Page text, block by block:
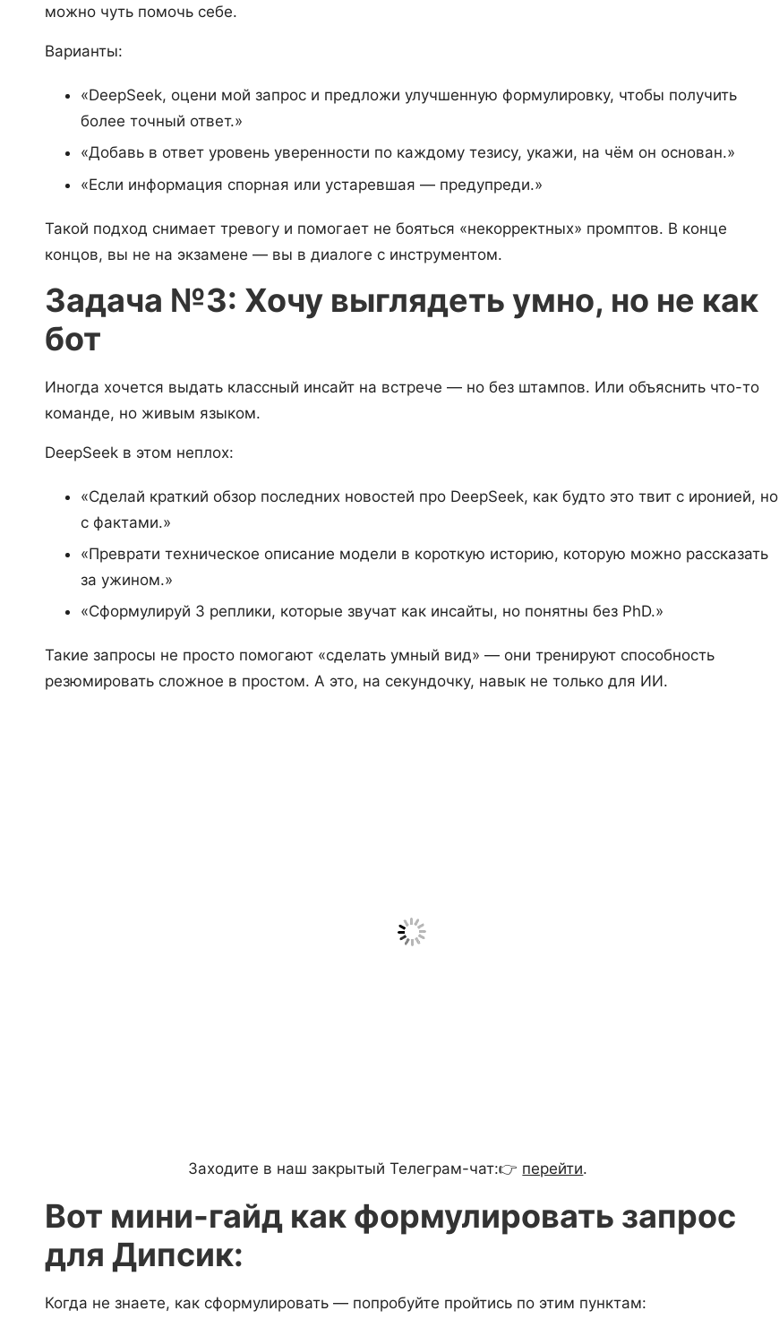
можно чуть помочь себе.
Варианты:
«DeepSeek, оцени мой запрос и предложи улучшенную формулировку, чтобы получить
более точный ответ.»
«Добавь в ответ уровень уверенности по каждому тезису, укажи, на чём он основан.»
«Если информация спорная или устаревшая — предупреди.»
Такой подход снимает тревогу и помогает не бояться «некорректных» промптов. В конце
концов, вы не на экзамене — вы в диалоге с инструментом.
Задача №3: Хочу выглядеть умно, но не как
бот
Иногда хочется выдать классный инсайт на встрече — но без штампов. Или объяснить что-то
команде, но живым языком.
DeepSeek в этом неплох:
«Сделай краткий обзор последних новостей про DeepSeek, как будто это твит с иронией, но
с фактами.»
«Преврати техническое описание модели в короткую историю, которую можно рассказать
за ужином.»
«Сформулируй 3 реплики, которые звучат как инсайты, но понятны без PhD.»
Такие запросы не просто помогают «сделать умный вид» — они тренируют способность
резюмировать сложное в простом. А это, на секундочку, навык не только для ИИ.
Заходите в наш закрытый Телеграм-чат:👉 перейти.
Вот мини-гайд как формулировать запрос
для Дипсик:
Когда не знаете, как сформулировать — попробуйте пройтись по этим пунктам: